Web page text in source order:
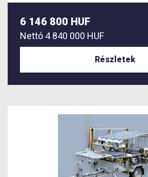
6 146 800 HUF
Nettó 4 840 000 HUF
Részletek